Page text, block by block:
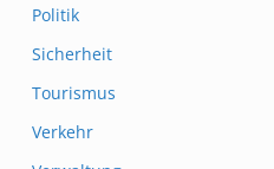
Politik
Sicherheit
Tourismus
Verkehr